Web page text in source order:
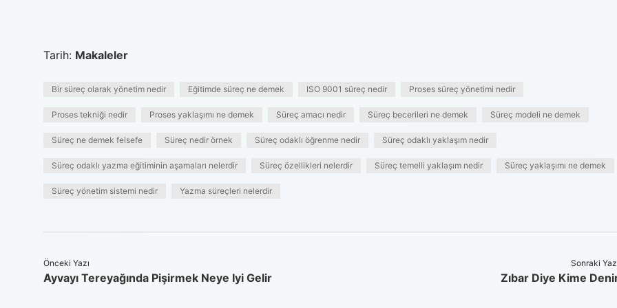
Tarih: Makaleler
Bir süreç olarak yönetim nedir Eğitimde süreç ne demek ISO 9001 süreç nedir Proses süreç yönetimi nedir
Proses tekniği nedir Proses yaklaşımı ne demek Süreç amacı nedir Süreç becerileri ne demek Süreç modeli ne demek
Süreç ne demek felsefe Süreç nedir örnek Süreç odaklı öğrenme nedir Süreç odaklı yaklaşım nedir
Süreç odaklı yazma eğitiminin aşamaları nelerdir Süreç özellikleri nelerdir Süreç temelli yaklaşım nedir Süreç yaklaşımı ne demek
Süreç yönetim sistemi nedir Yazma süreçleri nelerdir
Önceki Yazı
Ayvayı Tereyağında Pişirmek Neye Iyi Gelir
Sonraki
Zıbar Diye Kime